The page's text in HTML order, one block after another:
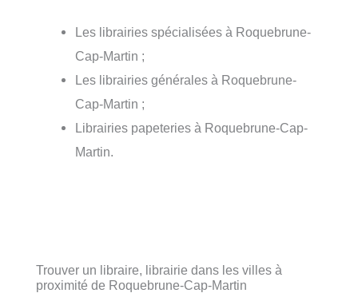
Les librairies spécialisées à Roquebrune-
Cap-Martin ;
Les librairies générales à Roquebrune-
Cap-Martin ;
Librairies papeteries à Roquebrune-Cap-
Martin.
Trouver un libraire, librairie dans les villes à
proximité de Roquebrune-Cap-Martin